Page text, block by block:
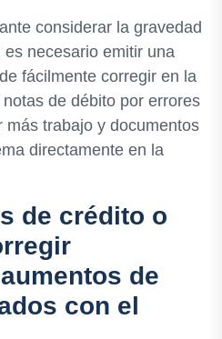
considerar la gravedad
necesario emitir una
fácilmente corregir en la
de débito por errores
más trabajo y documentos
directamente en la
de crédito o
de
con el